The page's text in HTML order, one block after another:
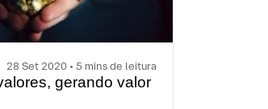
28 Set 2020 • 5 mins de leitura
gerando valor